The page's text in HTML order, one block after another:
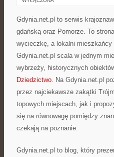
Gdynia.net.pl to serwis
gdańską oraz Pomorze. To
wycieczkę, a lokalni
Gdynia.net.pl scala w jednym
wybrzeży, historycznych
Dziedzictwo. Na Gdynia.net.pl
przez najciekawsze zakątki
topowych miejscach, jak i
się na równowagę pomiędzy
czekają na poznanie.
Gdynia.net.pl to blog, który